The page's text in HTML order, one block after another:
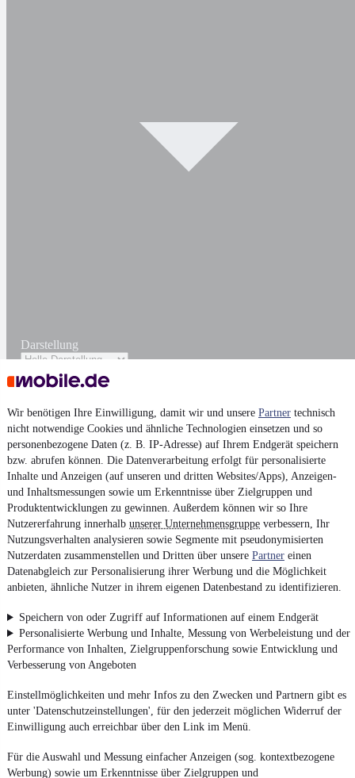
Wir benötigen Ihre Einwilligung, damit wir und unsere Partner technisch
nicht notwendige Cookies und ähnliche Technologien einsetzen und so
personenbezogene Daten (z. B. IP-Adresse) auf Ihrem Endgerät speichern
bzw. abrufen können. Die Datenverarbeitung erfolgt für personalisierte
Inhalte und Anzeigen (auf unseren und dritten Websites/Apps), Anzeigen-
und Inhaltsmessungen sowie um Erkenntnisse über Zielgruppen und
Produktentwicklungen zu gewinnen. Außerdem können wir so Ihre
Nutzererfahrung innerhalb unserer Unternehmensgruppe verbessern, Ihr
Nutzungsverhalten analysieren sowie Segmente mit pseudonymisierten
Nutzerdaten zusammenstellen und Dritten über unsere Partner einen
Datenabgleich zur Personalisierung ihrer Werbung und die Möglichkeit
anbieten, ähnliche Nutzer in ihrem eigenen Datenbestand zu identifizieren.
Speichern von oder Zugriff auf Informationen auf einem Endgerät
Personalisierte Werbung und Inhalte, Messung von Werbeleistung und der
Performance von Inhalten, Zielgruppenforschung sowie Entwicklung und
Verbesserung von Angeboten
Einstellmöglichkeiten und mehr Infos zu den Zwecken und Partnern gibt es
unter 'Datenschutzeinstellungen', für den jederzeit möglichen Widerruf der
Einwilligung auch erreichbar über den Link im Menü.
Für die Auswahl und Messung einfacher Anzeigen (sog. kontextbezogene
Werbung) sowie um Erkenntnisse über Zielgruppen und
Darstellung